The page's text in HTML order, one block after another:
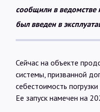
сообщили в ведомстве
был введен в
Сейчас на объекте
системы, призванной
себестоимость
Ее запуск намечен на